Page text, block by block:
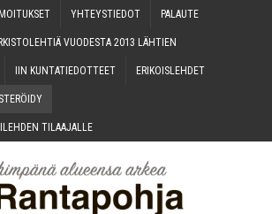
YHTEYS­TIE­DOT PALAU­TE
VUO­DES­TA 2013 LÄHTIEN
IIN KUN­TA­TIE­DOT­TEET ERI­KOIS­LEH­DET
TILAAJALLE